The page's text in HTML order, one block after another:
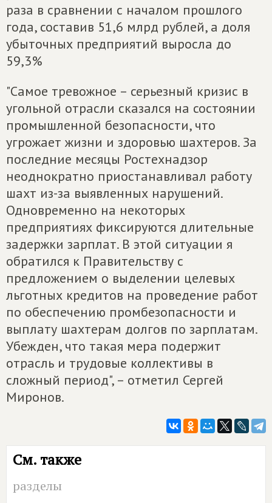
раза в сравнении с началом прошлого
года, составив 51,6 млрд рублей, а доля
убыточных предприятий выросла до
59,3%
"Самое тревожное – серьезный кризис в
угольной отрасли сказался на состоянии
промышленной безопасности, что
угрожает жизни и здоровью шахтеров. За
последние месяцы Ростехнадзор
неоднократно приостанавливал работу
шахт из-за выявленных нарушений.
Одновременно на некоторых
предприятиях фиксируются длительные
задержки зарплат. В этой ситуации я
обратился к Правительству с
предложением о выделении целевых
льготных кредитов на проведение работ
по обеспечению промбезопасности и
выплату шахтерам долгов по зарплатам.
Убежден, что такая мера подержит
отрасль и трудовые коллективы в
сложный период", – отметил Сергей
Миронов.
См. также
разделы